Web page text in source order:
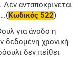
ανταποκρίνεται
Κωδικός 522)
για άνοδο η
δεδομένη χρονική
δεν πείθει